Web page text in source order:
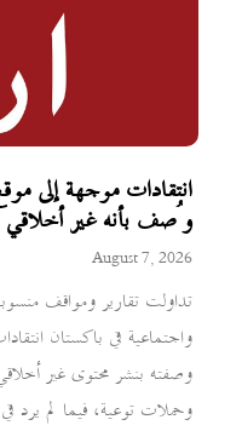
انتقادات موجهة إلى
وُصف بأنه غير أخلاقي
August 7, 2026
تداولت تقارير ومواقف
واجتماعية في باكستان
وصفته بنشر محتوى غير
وحملات توعية، فيما لم يرد